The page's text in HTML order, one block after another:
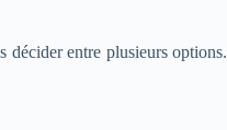
entre plusieurs